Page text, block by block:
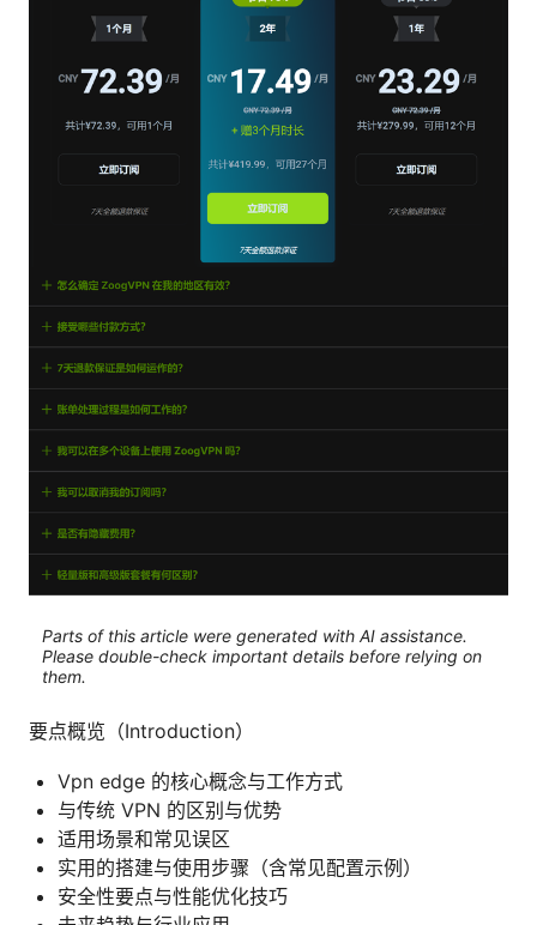
Parts of this article were generated with AI assistance.
Please double-check important details before relying on
them.
要点概览（Introduction）
Vpn edge 的核心概念与工作方式
与传统 VPN 的区别与优势
适用场景和常见误区
实用的搭建与使用步骤（含常见配置示例）
安全性要点与性能优化技巧